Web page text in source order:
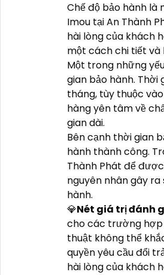
Chế độ bảo hành là
Imou tại An Thành
hài lòng của khách
một cách chi tiết và
Một trong những
gian bảo hành.
tháng, tùy thuộc
hàng yên tâm về
gian dài.
Bên cạnh thời gian
hành thành công.
Thành Phát để
nguyên nhân gây
hành.
💎Nét giá trị đánh
cho các trường hợp
thuật không thể
quyền yêu cầu đổi
hài lòng của khách